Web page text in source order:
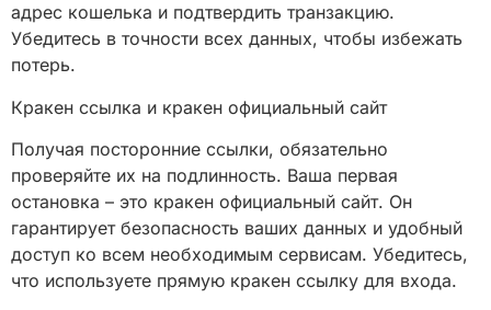
адрес кошелька и подтвердить транзакцию.
Убедитесь в точности всех данных, чтобы избежать
потерь.
Кракен ссылка и кракен официальный сайт
Получая посторонние ссылки, обязательно
проверяйте их на подлинность. Ваша первая
остановка – это кракен официальный сайт. Он
гарантирует безопасность ваших данных и удобный
доступ ко всем необходимым сервисам. Убедитесь,
что используете прямую кракен ссылку для входа.